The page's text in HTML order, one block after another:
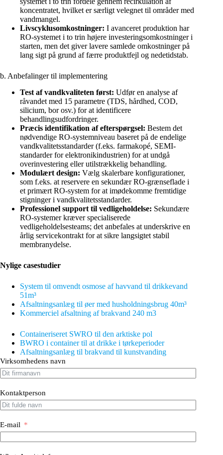
koncentratet, hvilket er særligt velegnet til områder med
vandmangel.
Livscyklusomkostninger: I avanceret produktion har
RO-systemet i to trin højere investeringsomkostninger i
starten, men det giver lavere samlede omkostninger på
lang sigt på grund af færre produktfejl og nedetidstab.
b. Anbefalinger til implementering
Test af vandkvaliteten først: Udfør en analyse af
råvandet med 15 parametre (TDS, hårdhed, COD,
silicium, bor osv.) for at identificere
behandlingsudfordringer.
Præcis identifikation af efterspørgsel: Bestem det
nødvendige RO-systemniveau baseret på de endelige
vandkvalitetsstandarder (f.eks. farmakopé, SEMI-
standarder for elektronikindustrien) for at undgå
overinvestering eller utilstrækkelig behandling.
Modulært design: Vælg skalerbare konfigurationer,
som f.eks. at reservere en sekundær RO-grænseflade i
et primært RO-system for at imødekomme fremtidige
stigninger i vandkvalitetsstandarder.
Professionel support til vedligeholdelse: Sekundære
RO-systemer kræver specialiserede
vedligeholdelsesteams; det anbefales at underskrive en
årlig servicekontrakt for at sikre langsigtet stabil
membranydelse.
Nylige casestudier
System til omvendt osmose af havvand til drikkevand
51m³
Afsaltningsanlæg til øer med husholdningsbrug 40m³
Kommerciel afsaltning af brakvand 240 m3
Containeriseret SWRO til den arktiske pol
BWRO i container til at drikke i tørkeperioder
Afsaltningsanlæg til brakvand til kunstvanding
Virksomhedens navn
Kontaktperson
E-mail